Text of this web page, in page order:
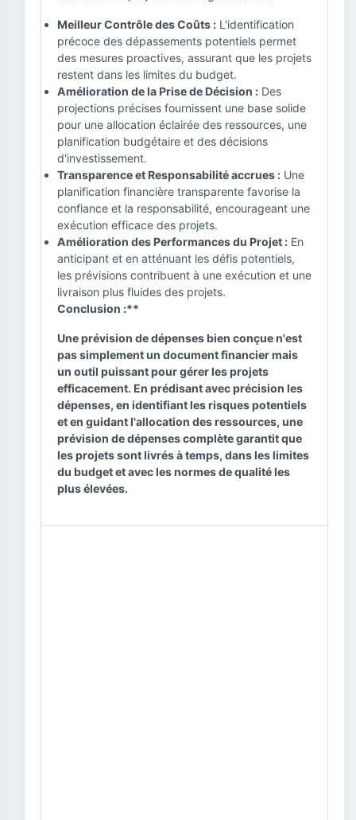
Meilleur Contrôle des Coûts : L'identification
précoce des dépassements potentiels permet
des mesures proactives, assurant que les projets
restent dans les limites du budget.
Amélioration de la Prise de Décision : Des
projections précises fournissent une base solide
pour une allocation éclairée des ressources, une
planification budgétaire et des décisions
d'investissement.
Transparence et Responsabilité accrues : Une
planification financière transparente favorise la
confiance et la responsabilité, encourageant une
exécution efficace des projets.
Amélioration des Performances du Projet : En
anticipant et en atténuant les défis potentiels,
les prévisions contribuent à une exécution et une
livraison plus fluides des projets.
Conclusion :**
Une prévision de dépenses bien conçue n'est
pas simplement un document financier mais
un outil puissant pour gérer les projets
efficacement. En prédisant avec précision les
dépenses, en identifiant les risques potentiels
et en guidant l'allocation des ressources, une
prévision de dépenses complète garantit que
les projets sont livrés à temps, dans les limites
du budget et avec les normes de qualité les
plus élevées.